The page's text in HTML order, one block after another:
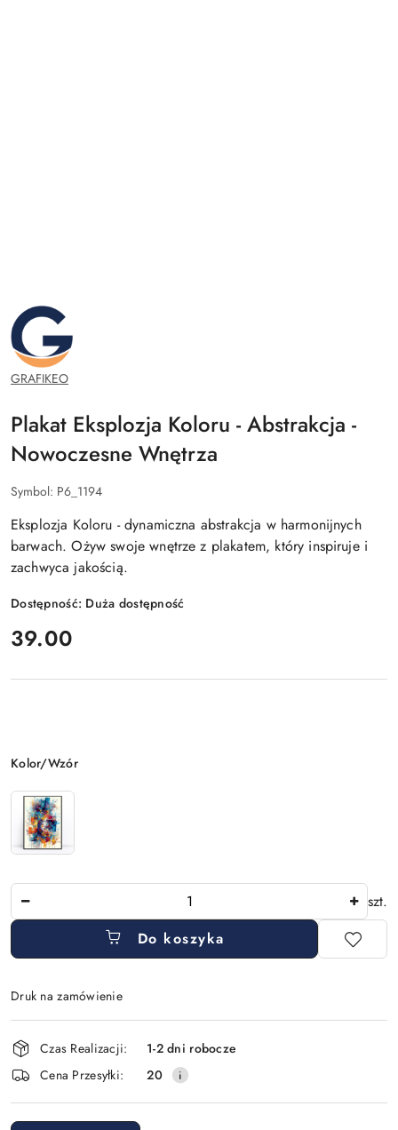
GRAFIKEO.PL
GRAFIKEO
Plakat Eksplozja Koloru - Abstrakcja -
Nowoczesne Wnętrza
Symbol: P6_1194
Eksplozja Koloru - dynamiczna abstrakcja w harmonijnych
barwach. Ożyw swoje wnętrze z plakatem, który inspiruje i
zachwyca jakością.
Dostępność: Duża dostępność
cena:
39.00
Wariant
Kolor/Wzór
szt.
Do koszyka
Druk na zamówienie
Dostępność
i
dostawa
Czas Realizacji:
1-2 dni robocze
Cena Przesyłki:
20